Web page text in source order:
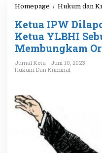
Homepage / Hukum dan
Ketua IPW
Ketua YLBHI
Membungkam
Jurnal Kota
Juni 10, 2023
Hukum Dan Kriminal